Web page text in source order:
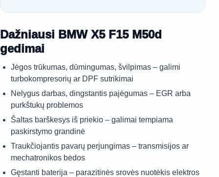
Dažniausi BMW X5 F15 M50d
gedimai
Jėgos trūkumas, dūmingumas, švilpimas – galimi
turbokompresorių ar DPF sutrikimai
Nelygus darbas, dingstantis pajėgumas – EGR arba
purkštukų problemos
Šaltas barškesys iš priekio – galimai tempiama
paskirstymo grandinė
Traukčiojantis pavarų perjungimas – transmisijos ar
mechatronikos bėdos
Gęstanti baterija – parazitinės srovės nuotėkis elektros